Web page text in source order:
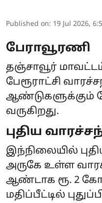
Published on: 19 Jul 2026,
பேராவூரணி
தஞ்சாவூர்
பேரூராட்சி
ஆண்டுகளுக்கும்
வருகிறது.
புதிய
இந்நிலையில்
அருகே உள்ள
ஆண்டாக ரூ. 2
மதிப்பீட்டில்